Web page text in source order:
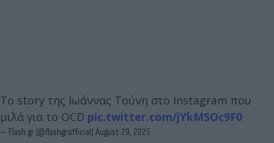
Το story της Ιωάννας Τούνη στο Instagram που
μιλά για το OCD pic.twitter.com/jYkMSOc9F0
— Flash.gr (@flashgrofficial) August 29, 2025